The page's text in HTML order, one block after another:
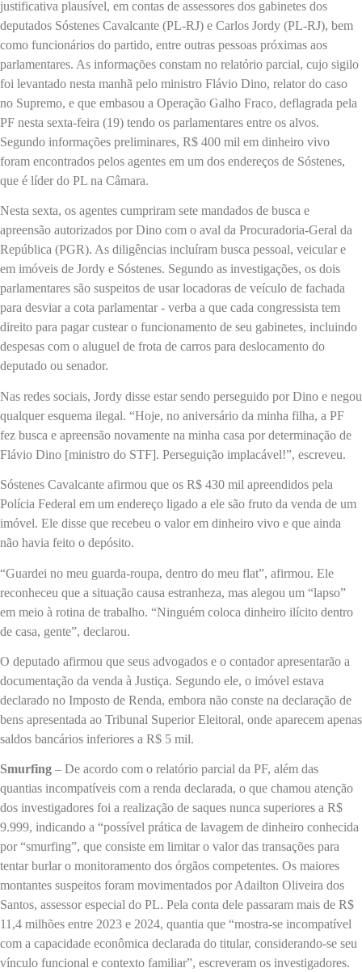
justificativa plausível, em contas de assessores dos gabinetes dos
deputados Sóstenes Cavalcante (PL-RJ) e Carlos Jordy (PL-RJ), bem
como funcionários do partido, entre outras pessoas próximas aos
parlamentares. As informações constam no relatório parcial, cujo sigilo
foi levantado nesta manhã pelo ministro Flávio Dino, relator do caso
no Supremo, e que embasou a Operação Galho Fraco, deflagrada pela
PF nesta sexta-feira (19) tendo os parlamentares entre os alvos.
Segundo informações preliminares, R$ 400 mil em dinheiro vivo
foram encontrados pelos agentes em um dos endereços de Sóstenes,
que é líder do PL na Câmara.
Nesta sexta, os agentes cumpriram sete mandados de busca e
apreensão autorizados por Dino com o aval da Procuradoria-Geral da
República (PGR). As diligências incluíram busca pessoal, veicular e
em imóveis de Jordy e Sóstenes. Segundo as investigações, os dois
parlamentares são suspeitos de usar locadoras de veículo de fachada
para desviar a cota parlamentar - verba a que cada congressista tem
direito para pagar custear o funcionamento de seu gabinetes, incluindo
despesas com o aluguel de frota de carros para deslocamento do
deputado ou senador.
Nas redes sociais, Jordy disse estar sendo perseguido por Dino e negou
qualquer esquema ilegal. “Hoje, no aniversário da minha filha, a PF
fez busca e apreensão novamente na minha casa por determinação de
Flávio Dino [ministro do STF]. Perseguição implacável!”, escreveu.
Sóstenes Cavalcante afirmou que os R$ 430 mil apreendidos pela
Polícia Federal em um endereço ligado a ele são fruto da venda de um
imóvel. Ele disse que recebeu o valor em dinheiro vivo e que ainda
não havia feito o depósito.
“Guardei no meu guarda-roupa, dentro do meu flat”, afirmou. Ele
reconheceu que a situação causa estranheza, mas alegou um “lapso”
em meio à rotina de trabalho. “Ninguém coloca dinheiro ilícito dentro
de casa, gente”, declarou.
O deputado afirmou que seus advogados e o contador apresentarão a
documentação da venda à Justiça. Segundo ele, o imóvel estava
declarado no Imposto de Renda, embora não conste na declaração de
bens apresentada ao Tribunal Superior Eleitoral, onde aparecem apenas
saldos bancários inferiores a R$ 5 mil.
Smurfing – De acordo com o relatório parcial da PF, além das
quantias incompatíveis com a renda declarada, o que chamou atenção
dos investigadores foi a realização de saques nunca superiores a R$
9.999, indicando a “possível prática de lavagem de dinheiro conhecida
por “smurfing”, que consiste em limitar o valor das transações para
tentar burlar o monitoramento dos órgãos competentes. Os maiores
montantes suspeitos foram movimentados por Adailton Oliveira dos
Santos, assessor especial do PL. Pela conta dele passaram mais de R$
11,4 milhões entre 2023 e 2024, quantia que “mostra-se incompatível
com a capacidade econômica declarada do titular, considerando-se seu
vínculo funcional e contexto familiar”, escreveram os investigadores.